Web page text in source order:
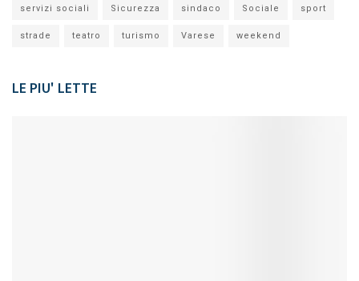
servizi sociali Sicurezza sindaco Sociale sport
strade teatro turismo Varese weekend
LE PIU' LETTE